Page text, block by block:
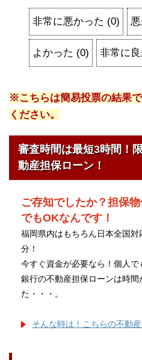
非常に悪かった (0)
よかった (0) 非常に
※こちらは簡易投票の結果
ください。
審査時間は最短3時間！
動産担保ローン！
ご存知でしたか？担保
でもOKなんです！
福岡県内はもちろん日本全国
分！
今すぐ資金が必要なら！個人で
銀行の不動産担保ローンは時
た・・・。
そんな時は！こちらの不動